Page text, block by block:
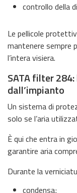
controllo della
Le pellicole
mantenere sempre
l’intera visiera.
SATA filter
dall’impianto
Un sistema di
solo se l’aria
È qui che entra in
garantire aria
Durante la
condensa;